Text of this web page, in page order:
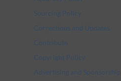
Sourcing Policy
Corrections and Updates
Contribute
Copyright Policy
Advertising and Sponsorship